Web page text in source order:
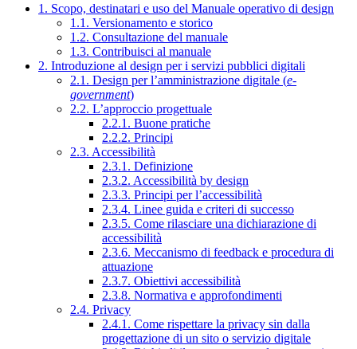
1. Scopo, destinatari e uso del Manuale operativo di design
1.1. Versionamento e storico
1.2. Consultazione del manuale
1.3. Contribuisci al manuale
2. Introduzione al design per i servizi pubblici digitali
2.1. Design per l’amministrazione digitale (e-
government)
2.2. L’approccio progettuale
2.2.1. Buone pratiche
2.2.2. Principi
2.3. Accessibilità
2.3.1. Definizione
2.3.2. Accessibilità by design
2.3.3. Principi per l’accessibilità
2.3.4. Linee guida e criteri di successo
2.3.5. Come rilasciare una dichiarazione di
accessibilità
2.3.6. Meccanismo di feedback e procedura di
attuazione
2.3.7. Obiettivi accessibilità
2.3.8. Normativa e approfondimenti
2.4. Privacy
2.4.1. Come rispettare la privacy sin dalla
progettazione di un sito o servizio digitale